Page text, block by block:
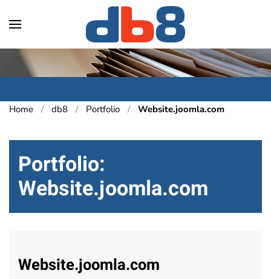
Skip to main content
Home db8 Portfolio Website.joomla.com
Portfolio:
Website.joomla.com
Website.joomla.com